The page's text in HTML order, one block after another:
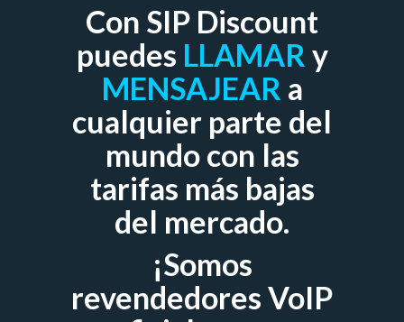
Con SIP Discount
puedes LLAMARy
MENSAJEAR a
cualquier parte del
mundo con las
tarifas más bajas
del mercado.
¡Somos
revendedores VoIP